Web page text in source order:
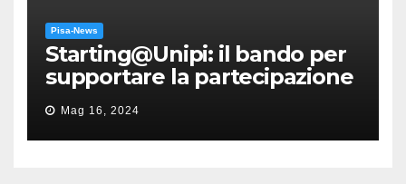
Pisa-News
Starting@Unipi: il bando per
supportare la partecipazione
all’ERC Starting Grant
Mag 16, 2024